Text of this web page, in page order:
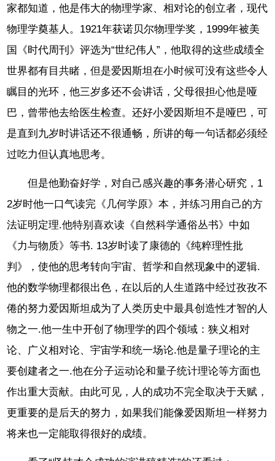
家都知道，他是伟大的物理学家、相对论的创立者，现代
物理学奠基人。1921年获诺贝尔物理学奖，1999年被美
国《时代周刊》评选为“世纪伟人”，他取得的这些成绩全
世界都有目共睹，但是爱因斯坦在小时候可没有这些令人
瞩目的光环，他三岁多还不会讲话，父母很担心他是哑
巴，曾带他去给医生检查。还好小爱因斯坦不是哑巴，可
是直到九岁时讲话还不很通畅，所讲的每一句话都必须经
过吃力但认真地思考。
但是他勤奋好学，对自己感兴趣的事务潜心研究，1
2岁时他一口气读完《几何学原》本，并练习用自己的方
法证明定理.他特别喜欢读《自然科学通俗丛书》中如
《力与物质》等书. 13岁时读了康德的《纯粹理性批
判》，使他的思考转向宇宙、哲学和自然现象中的逻辑.
他的数学物理都很出色，在以后的人生道路中经过孜孜不
倦的努力爱因斯坦成为了人类历史中最具创造性才智的人
物之一.他一生中开创了物理学的四个领域：狭义相对
论、广义相对论、宇宙学和统一场论.他是量子理论的主
要创建者之一.他在分子运动论和量子统计理论等方面也
作出重大贡献。由此可见，人的成功不完全取决于天赋，
更重要的是后天的努力，如果我们能像爱因斯坦一样努力
将来也一定能取得很好的成绩。